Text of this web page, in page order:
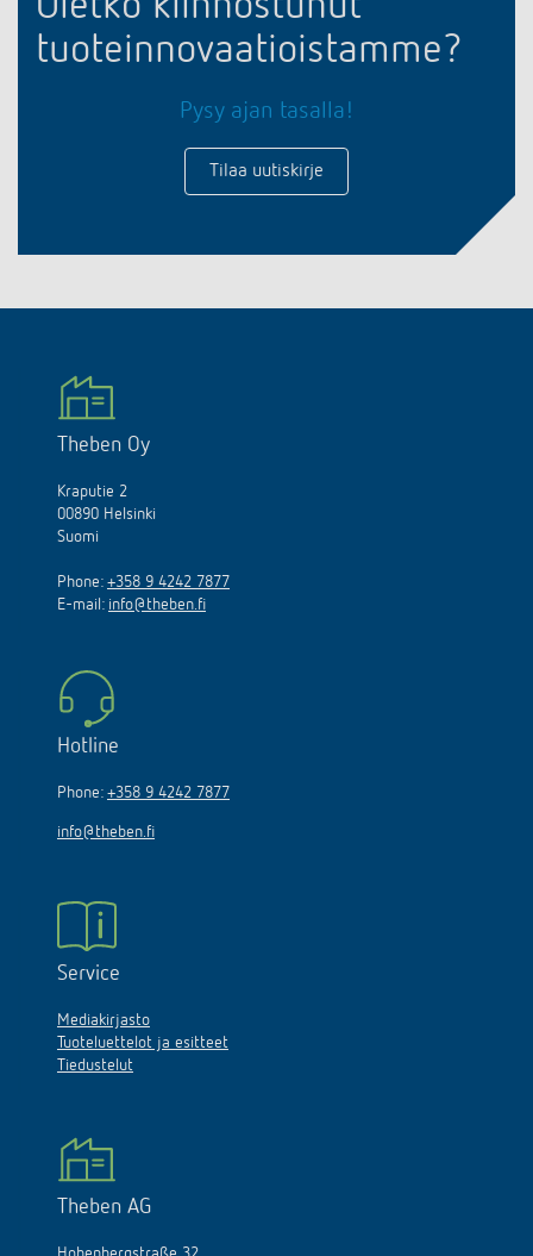
tuoteinnovaatioistamme?
Pysy ajan tasalla!
Tilaa uutiskirje
Theben Oy
Kraputie 2
00890 Helsinki
Suomi
Phone: +358 9 4242 7877
E-mail: info@theben.fi
Hotline
Phone: +358 9 4242 7877
info@theben.fi
Service
Mediakirjasto
Tuoteluettelot ja esitteet
Tiedustelut
Theben AG